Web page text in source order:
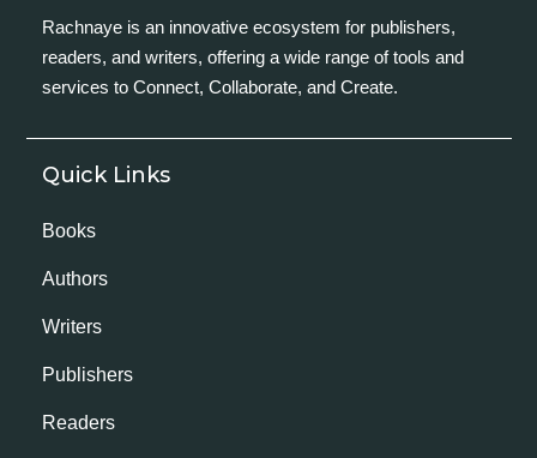
Rachnaye is an innovative ecosystem for publishers,
readers, and writers, offering a wide range of tools and
services to Connect, Collaborate, and Create.
Quick Links
Books
Authors
Writers
Publishers
Readers